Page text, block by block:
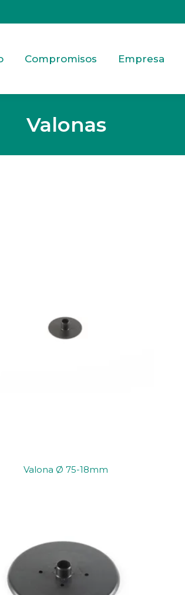
Compromisos Empresa
Valonas
Valona Ø 75-18mm